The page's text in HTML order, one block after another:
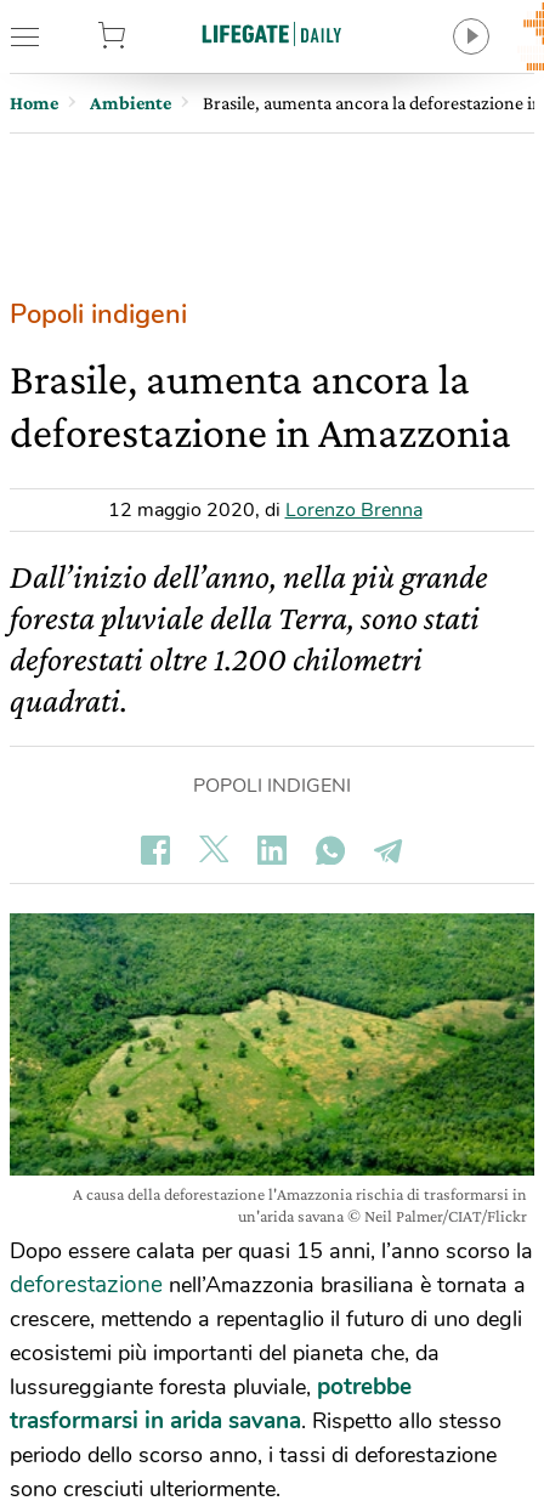
Home Ambiente Brasile, aumenta ancora la deforestazione
Popoli indigeni
Brasile, aumenta ancora la
deforestazione in Amazzonia
12 maggio 2020, di Lorenzo Brenna
Dall’inizio dell’anno, nella più grande
foresta pluviale della Terra, sono stati
deforestati oltre 1.200 chilometri
quadrati.
POPOLI INDIGENI
A causa della deforestazione l'Amazzonia rischia di trasformarsi in
un'arida savana © Neil Palmer/CIAT/Flickr
Dopo essere calata per quasi 15 anni, l’anno scorso la
deforestazione nell’Amazzonia brasiliana è tornata a
crescere, mettendo a repentaglio il futuro di uno degli
ecosistemi più importanti del pianeta che, da
lussureggiante foresta pluviale, potrebbe
trasformarsi in arida savana. Rispetto allo stesso
periodo dello scorso anno, i tassi di deforestazione
sono cresciuti ulteriormente.